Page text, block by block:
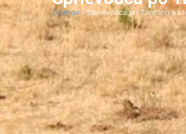
Domov »Sprievodca po Tanzánii a